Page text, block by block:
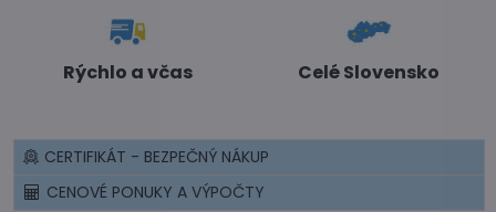
Rýchlo a včas Celé Slovensko
CERTIFIKÁT - BEZPEČNÝ NÁKUP
CENOVÉ PONUKY A VÝPOČTY